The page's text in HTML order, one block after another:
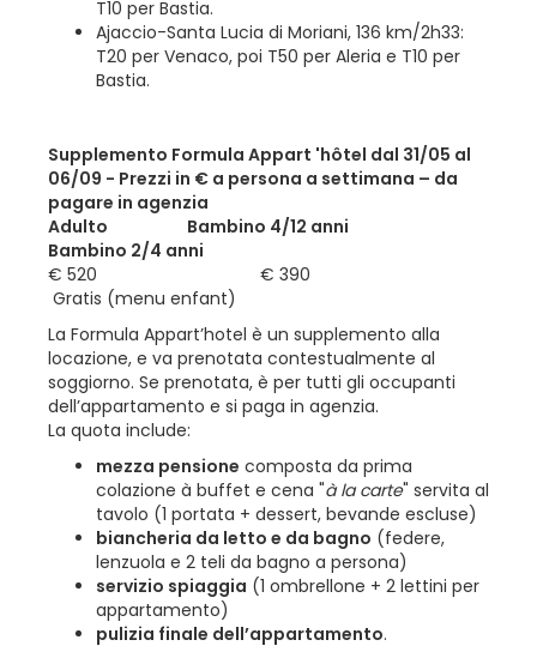
T10 per Bastia.
Ajaccio-Santa Lucia di Moriani, 136 km/2h33:
T20 per Venaco, poi T50 per Aleria e T10 per
Bastia.
Supplemento Formula Appart 'hôtel dal 31/05 al
06/09 - Prezzi in € a persona a settimana – da
pagare in agenzia
Adulto Bambino 4/12 anni
Bambino 2/4 anni
€ 520 € 390
Gratis (menu enfant)
La Formula Appart’hotel è un supplemento alla
locazione, e va prenotata contestualmente al
soggiorno. Se prenotata, è per tutti gli occupanti
dell’appartamento e si paga in agenzia.
La quota include:
mezza pensione composta da prima
colazione à buffet e cena "à la carte" servita al
tavolo (1 portata + dessert, bevande escluse)
biancheria da letto e da bagno (federe,
lenzuola e 2 teli da bagno a persona)
servizio spiaggia (1 ombrellone + 2 lettini per
appartamento)
pulizia finale dell’appartamento.